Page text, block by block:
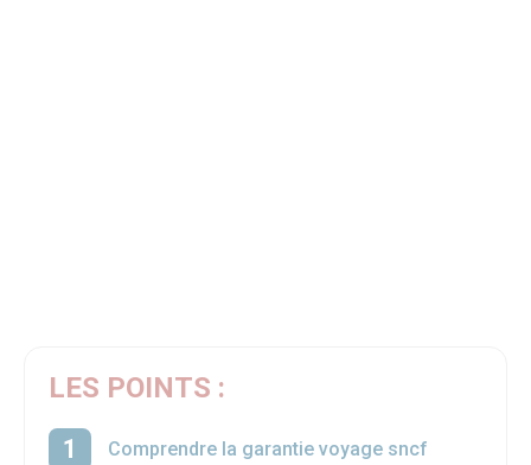
LES POINTS :
Comprendre la garantie voyage sncf